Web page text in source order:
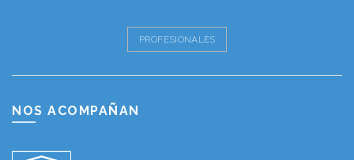
PROFESIONALES
NOS ACOMPAÑAN